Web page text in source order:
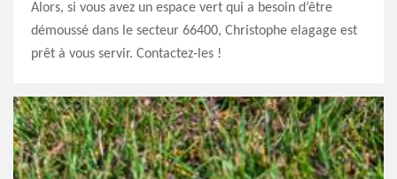
Alors, si vous avez un espace vert qui a besoin d’être
démoussé dans le secteur 66400, Christophe elagage est
prêt à vous servir. Contactez-les !